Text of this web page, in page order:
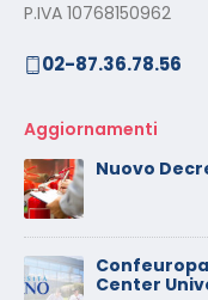
P.IVA 10768150962
02-87.36.78.56
Aggiornamenti
Nuovo
Center